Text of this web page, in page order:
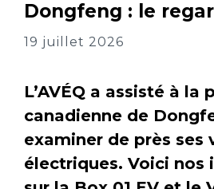
Dongfeng : le
19 juillet 2026
L’AVÉQ a assisté à la
canadienne de
examiner de près ses
électriques. Voici nos